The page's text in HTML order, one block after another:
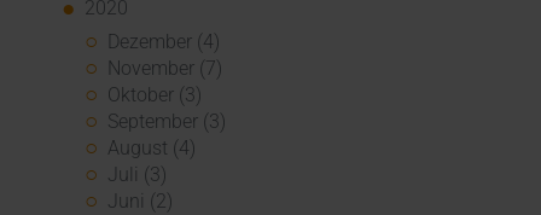
2020
Dezember (4)
November (7)
Oktober (3)
September (3)
August (4)
Juli (3)
Juni (2)